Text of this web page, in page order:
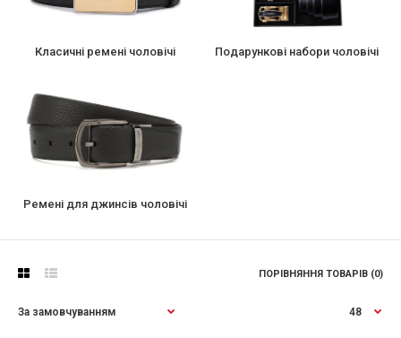
Класичні ремені чоловічі Подарункові набори чоловічі
Ремені для джинсів чоловічі
ПОРІВНЯННЯ ТОВАРІВ (0)